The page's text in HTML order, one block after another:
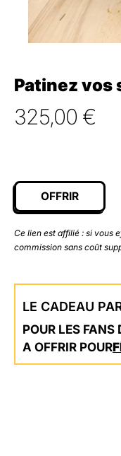
Patinez vos
325,00 €
OFFRIR
Ce lien est affilié : si vous
commission sans coût
LE CADEAU
POUR LES FANS
A OFFRIR POUR